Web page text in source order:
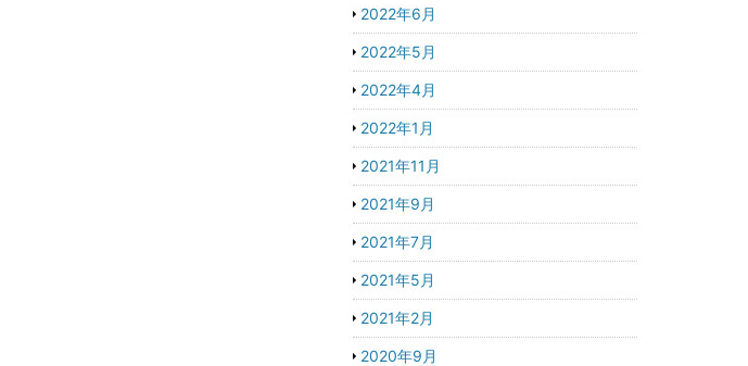
2022年6月
2022年5月
2022年4月
2022年1月
2021年11月
2021年9月
2021年7月
2021年5月
2021年2月
2020年9月